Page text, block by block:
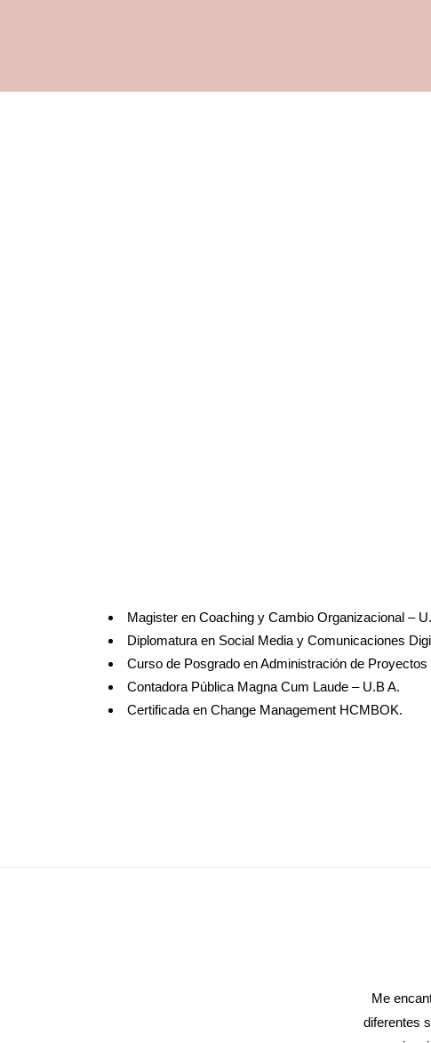
Magister en Coaching y Cambio Organizacional –
Diplomatura en Social Media y Comunicaciones
Curso de Posgrado en Administración de Proyectos
Contadora Pública Magna Cum Laude – U.B A.
Certificada en Change Management HCMBOK.
Me
diferentes